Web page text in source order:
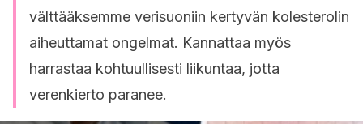
välttääksemme verisuoniin kertyvän kolesterolin
aiheuttamat ongelmat. Kannattaa myös
harrastaa kohtuullisesti liikuntaa, jotta
verenkierto paranee.